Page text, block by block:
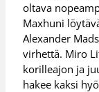
oltava
Maxhuni
Alexander
virhettä. Miro
korilleajon ja
hakee kaksi